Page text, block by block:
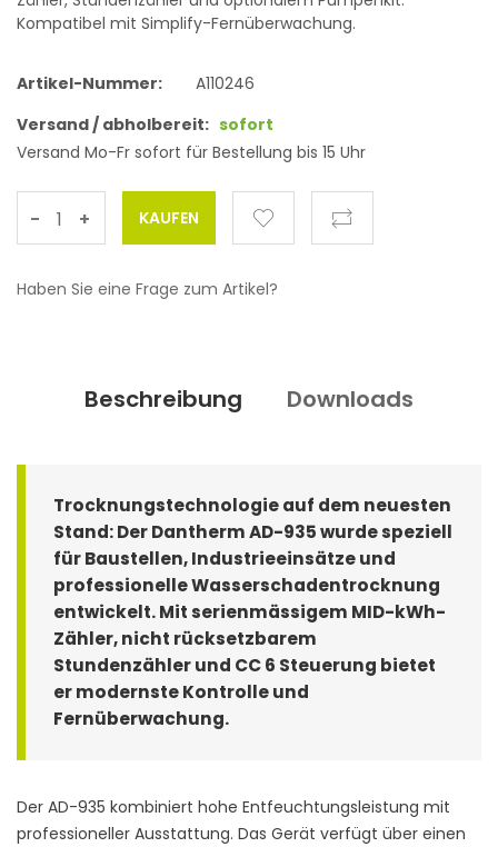
Kompatibel mit Simplify-Fernüberwachung.
Artikel-Nummer:
A110246
Versand / abholbereit: sofort
Versand Mo-Fr sofort für Bestellung bis 15 Uhr
- +
Haben Sie eine Frage zum Artikel?
Beschreibung Downloads
Trocknungstechnologie auf dem neuesten
Stand: Der Dantherm AD-935 wurde speziell
für Baustellen, Industrieeinsätze und
professionelle Wasserschadentrocknung
entwickelt. Mit serienmässigem MID-kWh-
Zähler, nicht rücksetzbarem
Stundenzähler und CC 6 Steuerung bietet
er modernste Kontrolle und
Fernüberwachung.
Der AD-935 kombiniert hohe Entfeuchtungsleistung mit
professioneller Ausstattung. Das Gerät verfügt über einen